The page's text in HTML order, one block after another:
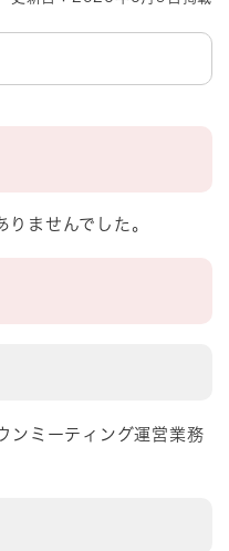
ませんでした。
ンミーティング運営業務